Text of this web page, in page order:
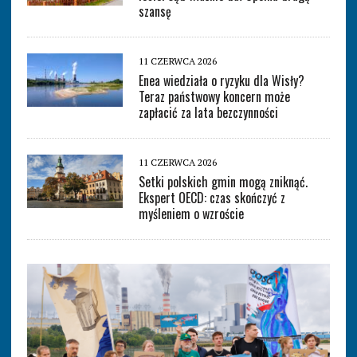
szansę
11 CZERWCA 2026
Enea wiedziała o ryzyku dla Wisły?
Teraz państwowy koncern może
zapłacić za lata bezczynności
11 CZERWCA 2026
Setki polskich gmin mogą zniknąć.
Ekspert OECD: czas skończyć z
myśleniem o wzroście